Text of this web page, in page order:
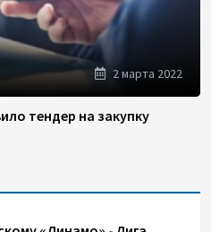
2 марта 2022
тендер на закупку